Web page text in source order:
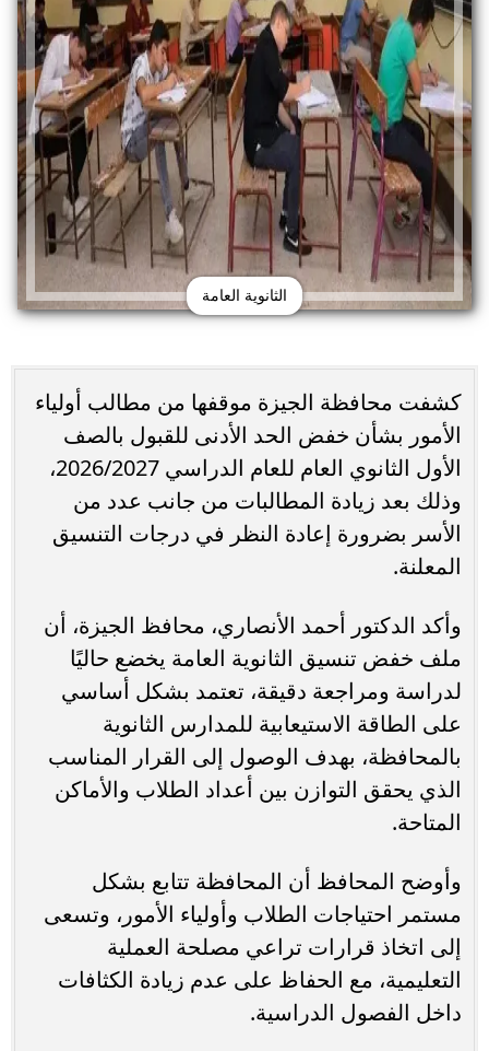
الثانوية العامة
كشفت محافظة الجيزة موقفها من مطالب أولياء
الأمور بشأن خفض الحد الأدنى للقبول بالصف
الأول الثانوي العام للعام الدراسي 2026/2027،
وذلك بعد زيادة المطالبات من جانب عدد من
الأسر بضرورة إعادة النظر في درجات التنسيق
المعلنة.
وأكد الدكتور أحمد الأنصاري، محافظ الجيزة، أن
ملف خفض تنسيق الثانوية العامة يخضع حاليًا
لدراسة ومراجعة دقيقة، تعتمد بشكل أساسي
على الطاقة الاستيعابية للمدارس الثانوية
بالمحافظة، بهدف الوصول إلى القرار المناسب
الذي يحقق التوازن بين أعداد الطلاب والأماكن
المتاحة.
وأوضح المحافظ أن المحافظة تتابع بشكل
مستمر احتياجات الطلاب وأولياء الأمور، وتسعى
إلى اتخاذ قرارات تراعي مصلحة العملية
التعليمية، مع الحفاظ على عدم زيادة الكثافات
داخل الفصول الدراسية.